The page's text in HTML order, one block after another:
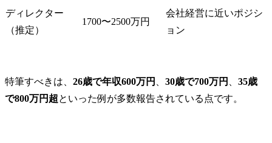
ディレクター
（推定）
1700〜2500万円
会社経営に近いポジシ
ョン
特筆すべきは、 26歳で年収600万円 30歳で700万円
35歳
で800万円超といった例が多数報告されている点です。